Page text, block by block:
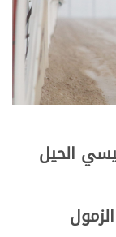
الحيل